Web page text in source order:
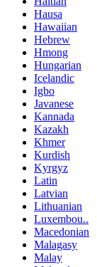
Hausa
Hawaiian
Hebrew
Hmong
Hungarian
Icelandic
Igbo
Javanese
Kannada
Kazakh
Khmer
Kurdish
Kyrgyz
Latin
Latvian
Lithuanian
Luxembou..
Macedonian
Malagasy
Malay